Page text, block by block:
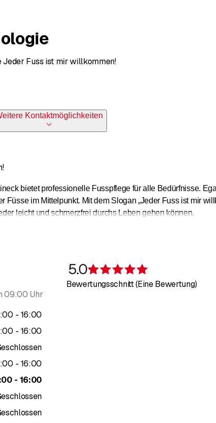
Jeder Fuss ist mir willkommen!
Kontaktmöglichkeiten
bietet professionelle Fusspflege für alle Bedürfnisse.
Füsse im Mittelpunkt. Mit dem Slogan „Jeder Fuss ist mir
leicht und schmerzfrei durchs Leben gehen können.
09:00 Uhr
:00 - bis
16:00
:00 - bis
16:00
:00 - bis
16:00
:00 - bis
16:00
5.0
Bewertungsschnitt (Eine Bewertung)